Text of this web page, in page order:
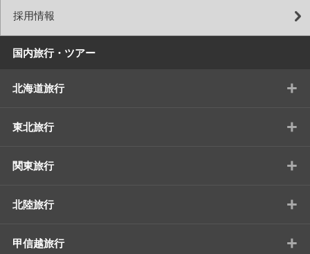
採用情報
国内旅行・ツアー
北海道旅行 +
東北旅行 +
関東旅行 +
北陸旅行 +
甲信越旅行 +